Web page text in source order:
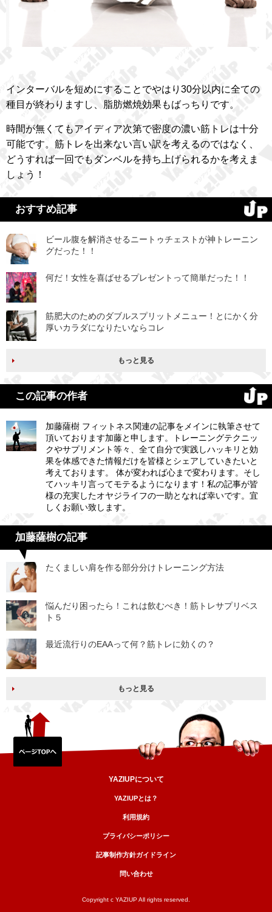
インターバルを短めにすることでやはり30分以内に全ての
種目が終わりますし、脂肪燃焼効果もばっちりです。
時間が無くてもアイディア次第で密度の濃い筋トレは十分
可能です。筋トレを出来ない言い訳を考えるのではなく、
どうすれば一回でもダンベルを持ち上げられるかを考えま
しょう！
おすすめ記事
ビール腹を解消させるニートゥチェストが神トレーニン
グだった！！
何だ！女性を喜ばせるプレゼントって簡単だった！！
筋肥大のためのダブルスプリットメニュー！とにかく分
厚いカラダになりたいならコレ
もっと見る
この記事の作者
加藤薩樹 フィットネス関連の記事をメインに執筆させて
頂いております加藤と申します。トレーニングテクニッ
クやサプリメント等々、全て自分で実践しハッキリと効
果を体感できた情報だけを皆様とシェアしていきたいと
考えております。 体が変われば心まで変わります。そし
てハッキリ言ってモテるようになります！私の記事が皆
様の充実したオヤジライフの一助となれば幸いです。宜
しくお願い致します。
加藤薩樹の記事
たくましい肩を作る部分分けトレーニング方法
悩んだり困ったら！これは飲むべき！筋トレサプリベス
ト５
最近流行りのEAAって何？筋トレに効くの？
もっと見る
YAZIUPについて
YAZIUPとは？
利用規約
プライバシーポリシー
記事制作方針ガイドライン
問い合わせ
Copyright c YAZIUP All rights reserved.